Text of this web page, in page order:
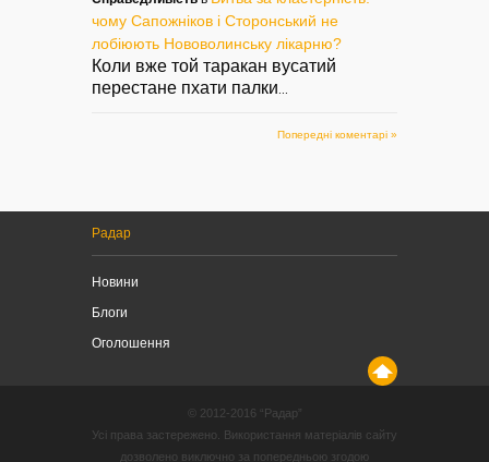
чому Сапожніков і Сторонський не
лобіюють Нововолинську лікарню?
Коли вже той таракан вусатий
перестане пхати палки
Попередні коментарі »
Радар
Новини
Блоги
Оголошення
© 2012-2016 “Радар”
Усі права застережено. Використання матеріалів сайту
дозволено виключно за попередньою згодою